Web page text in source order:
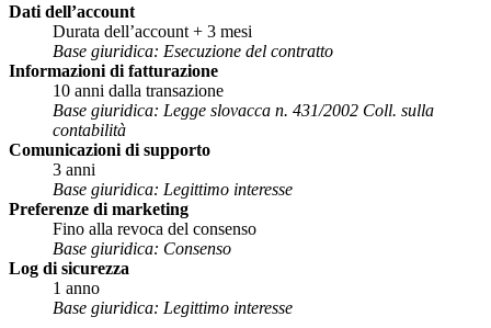
Dati dell’account
Durata dell’account + 3 mesi
Base giuridica: Esecuzione del contratto
Informazioni di fatturazione
10 anni dalla transazione
Base giuridica: Legge slovacca n. 431/2002 Coll. sulla
contabilità
Comunicazioni di supporto
3 anni
Base giuridica: Legittimo interesse
Preferenze di marketing
Fino alla revoca del consenso
Base giuridica: Consenso
Log di sicurezza
1 anno
Base giuridica: Legittimo interesse